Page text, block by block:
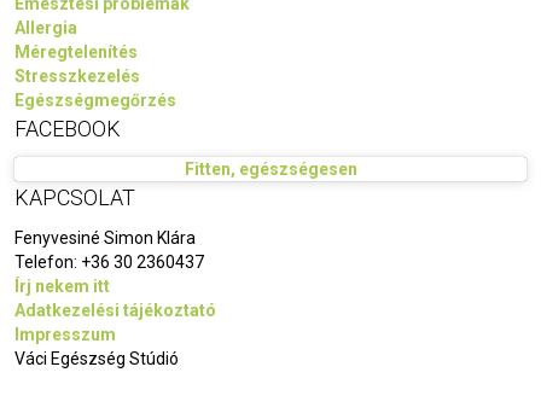
Allergia
Méregtelenítés
Stresszkezelés
Egészségmegőrzés
FACEBOOK
Fitten, egészségesen
KAPCSOLAT
Fenyvesiné Simon Klára
Telefon: +36 30 2360437
Írj nekem itt
Adatkezelési tájékoztató
Impresszum
Váci Egészség Stúdió